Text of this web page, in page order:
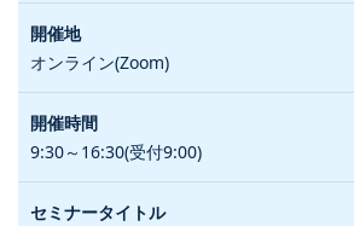
オンライン(Zoom)
9:30～16:30(受付9:00)